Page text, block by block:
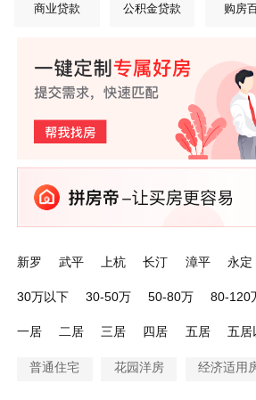
商业贷款 公积金贷款 购房
新罗 武平 上杭 长汀 漳平 永定
30万以下 30-50万 50-80万 80-120
一居
二居 三居 四居 五居 五居
普通住宅 花园洋房 经济适用